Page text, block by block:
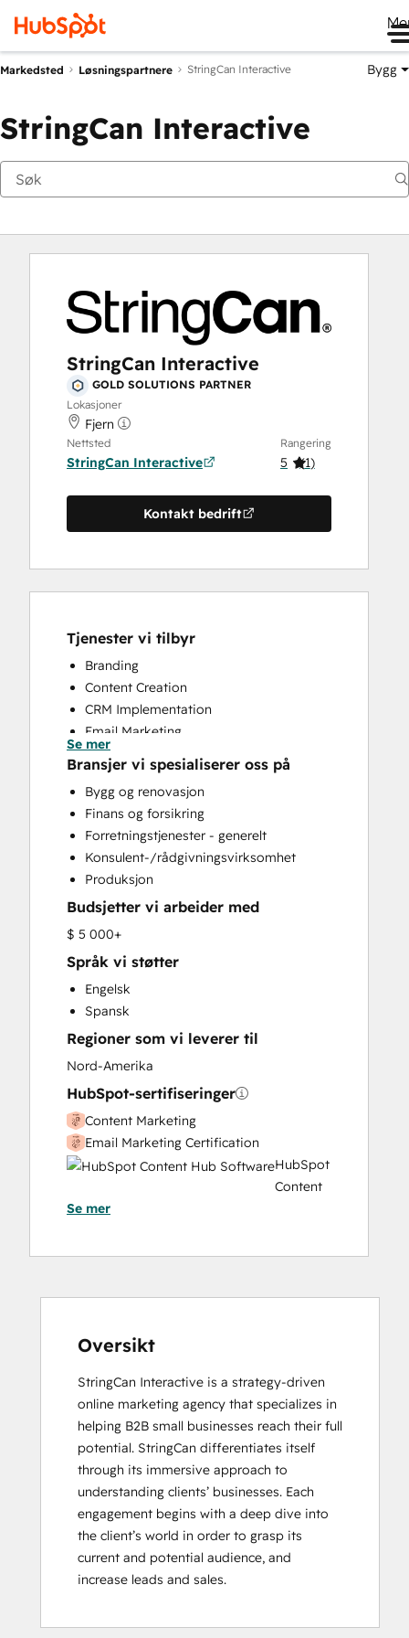
Markedsted Løsningspartnere StringCan Interactive Bygg
StringCan Interactive
StringCan Interactive
GOLD SOLUTIONS PARTNER
Lokasjoner
Fjern
Nettsted
StringCan Interactive
Rangering
5 (1)
Kontakt bedrift
Tjenester vi tilbyr
Branding
Content Creation
CRM Implementation
Email Marketing
Paid Advertising
Sales and Marketing Alignment
Se mer
Bransjer vi spesialiserer oss på
Bygg og renovasjon
Finans og forsikring
Forretningstjenester - generelt
Konsulent-/rådgivningsvirksomhet
Produksjon
Budsjetter vi arbeider med
$ 5 000+
Språk vi støtter
Engelsk
Spansk
Regioner som vi leverer til
Nord-Amerika
HubSpot-sertifiseringer
Content Marketing
Email Marketing Certification
HubSpot
Content
HubSpot
for
HubSpot Marketing Hub Software
HubSpot Solutions Partner
Inbound
Inbound Marketing
Inbound Sales
SEO
Se mer
Oversikt
StringCan Interactive is a strategy-driven
online marketing agency that specializes in
helping B2B small businesses reach their full
potential. StringCan differentiates itself
through its immersive approach to
understanding clients’ businesses. Each
engagement begins with a deep dive into
the client’s world in order to grasp its
current and potential audience, and
increase leads and sales.